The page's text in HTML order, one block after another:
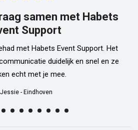
samen met Habets
Support
met Habets Event Support. Het
duidelijk en snel en ze
echt met je mee.
Jessie - Eindhoven